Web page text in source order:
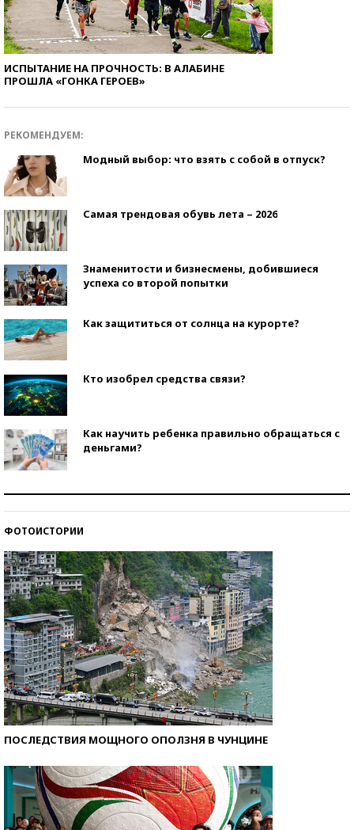
ИСПЫТАНИЕ НА ПРОЧНОСТЬ: В АЛАБИНЕ
ПРОШЛА «ГОНКА ГЕРОЕВ»
РЕКОМЕНДУЕМ:
Модный выбор: что взять с собой в отпуск?
Самая трендовая обувь лета – 2026
Знаменитости и бизнесмены, добившиеся
успеха со второй попытки
Как защититься от солнца на курорте?
Кто изобрел средства связи?
Как научить ребенка правильно обращаться с
деньгами?
ФОТОИСТОРИИ
ПОСЛЕДСТВИЯ МОЩНОГО ОПОЛЗНЯ В ЧУНЦИНЕ